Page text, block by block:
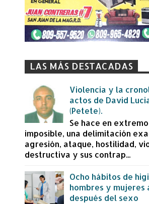
LAS MÁS DESTACADAS
Violencia y la
actos de David
(Petete).
Se hace en
imposible, una delimitación
agresión, ataque, hostilidad,
destructiva y sus contrap...
Ocho hábitos de
hombres y mujeres
después del sexo